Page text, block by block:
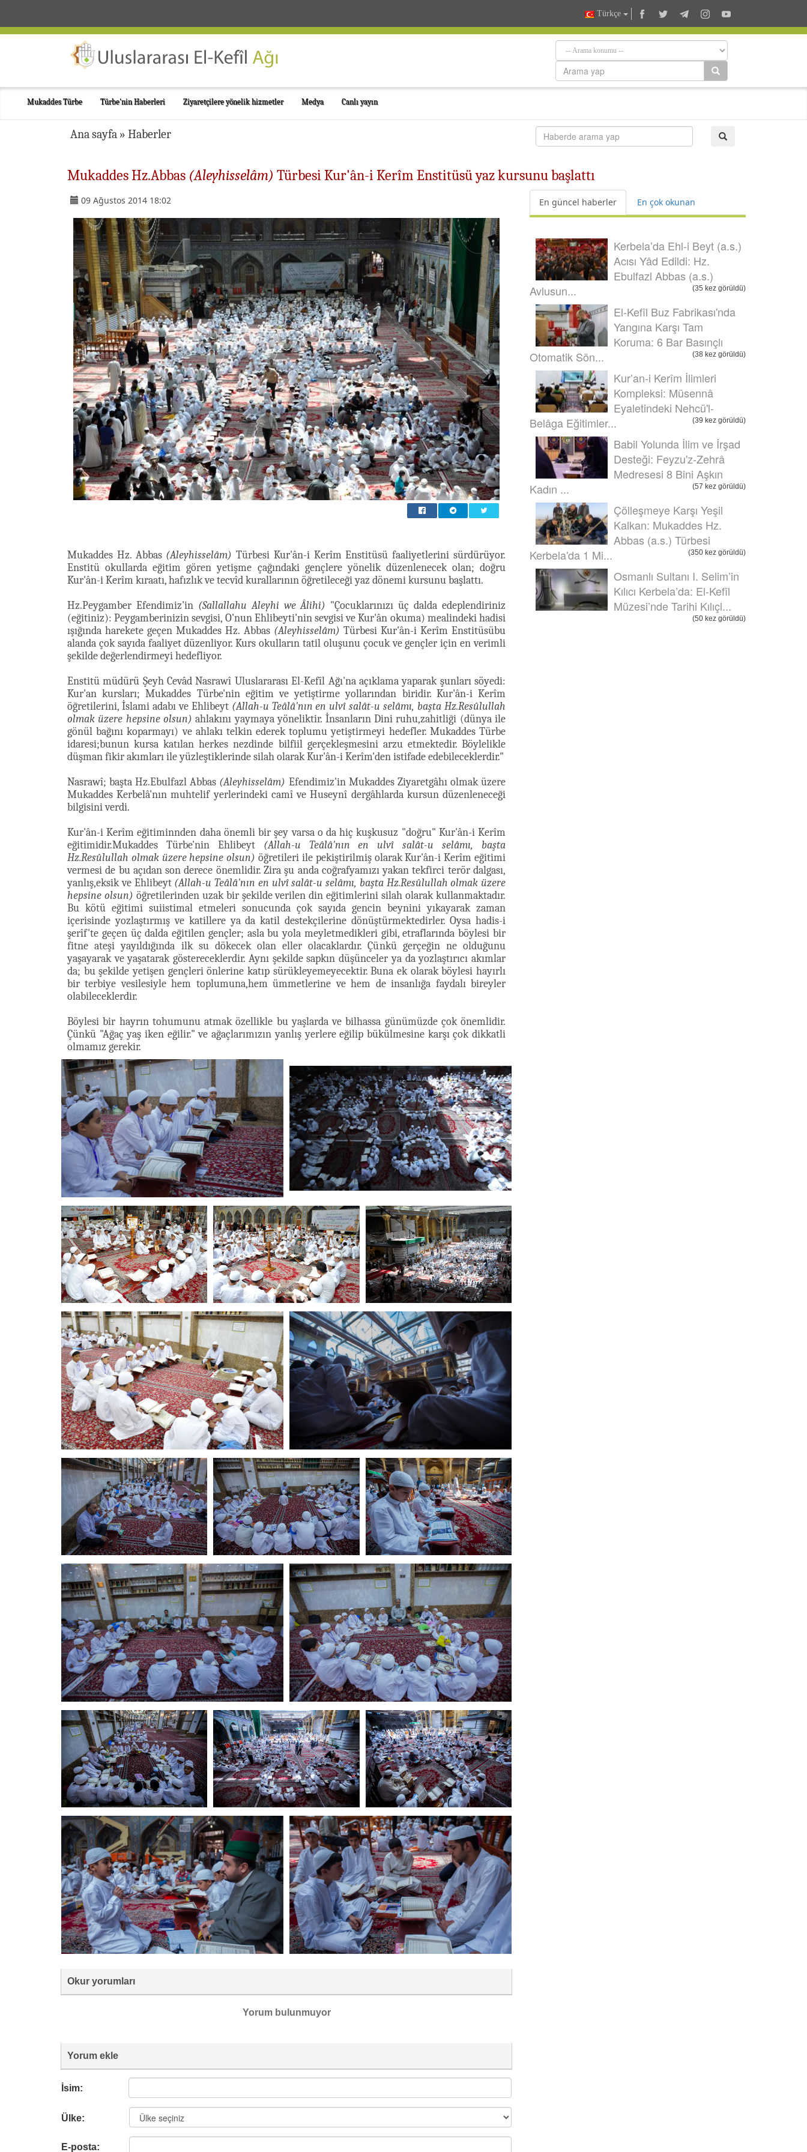
Türkçe
Mukaddes Türbe Türbe'nin Haberleri Ziyaretçilere yönelik hizmetler Medya Canlı yayın
Ana sayfa » Haberler
Mukaddes Hz.Abbas (Aleyhisselâm) Türbesi Kur'ân-i Kerîm Enstitüsü yaz kursunu başlattı
09 Ağustos 2014 18:02
Mukaddes Hz. Abbas (Aleyhisselâm) Türbesi Kur'ân-i Kerîm Enstitüsü faaliyetlerini sürdürüyor.
Enstitü okullarda eğitim gören yetişme çağındaki gençlere yönelik düzenlenecek olan; doğru
Kur'ân-i Kerîm kıraatı, hafızlık ve tecvîd kurallarının öğretileceği yaz dönemi kursunu başlattı.
Hz.Peygamber Efendimiz'in (Sallallahu Aleyhi we Âlihi) "Çocuklarınızı üç dalda edeplendiriniz
(eğitiniz): Peygamberinizin sevgisi, O'nun Ehlibeyti'nin sevgisi ve Kur'ân okuma) mealindeki hadisi
ışığında harekete geçen Mukaddes Hz. Abbas (Aleyhisselâm) Türbesi Kur'ân-i Kerîm Enstitüsübu
alanda çok sayıda faaliyet düzenliyor. Kurs okulların tatil oluşunu çocuk ve gençler için en verimli
şekilde değerlendirmeyi hedefliyor.
Enstitü müdürü Şeyh Cevâd Nasrawî Uluslararası El-Kefîl Ağı'na açıklama yaparak şunları söyedi:
Kur'an kursları; Mukaddes Türbe'nin eğitim ve yetiştirme yollarından biridir. Kur'ân-i Kerîm
öğretilerini, İslami adabı ve Ehlibeyt (Allah-u Teâlâ'nın en ulvî salât-u selâmı, başta Hz.Resûlullah
olmak üzere hepsine olsun) ahlakını yaymaya yöneliktir. İnsanların Dini ruhu,zahitliği (dünya ile
gönül bağını koparmayı) ve ahlakı telkin ederek toplumu yetiştirmeyi hedefler. Mukaddes Türbe
idaresi;bunun kursa katılan herkes nezdinde bilfiil gerçekleşmesini arzu etmektedir. Böylelikle
düşman fikir akımları ile yüzleştiklerinde silah olarak Kur'ân-i Kerîm'den istifade edebileceklerdir."
Nasrawî; başta Hz.Ebulfazl Abbas (Aleyhisselâm) Efendimiz'in Mukaddes Ziyaretgâhı olmak üzere
Mukaddes Kerbelâ'nın muhtelif yerlerindeki camî ve Huseynî dergâhlarda kursun düzenleneceği
bilgisini verdi.
Kur'ân-i Kerîm eğitiminnden daha önemli bir şey varsa o da hiç kuşkusuz "doğru" Kur'ân-i Kerîm
eğitimidir.Mukaddes Türbe'nin Ehlibeyt (Allah-u Teâlâ'nın en ulvî salât-u selâmı, başta
Hz.Resûlullah olmak üzere hepsine olsun) öğretileri ile pekiştirilmiş olarak Kur'ân-i Kerîm eğitimi
vermesi de bu açıdan son derece önemlidir. Zira şu anda coğrafyamızı yakan tekfirci terör dalgası,
yanlış,eksik ve Ehlibeyt (Allah-u Teâlâ'nın en ulvî salât-u selâmı, başta Hz.Resûlullah olmak üzere
hepsine olsun) öğretilerinden uzak bir şekilde verilen din eğitimlerini silah olarak kullanmaktadır.
Bu kötü eğitimi suiistimal etmeleri sonucunda çok sayıda gencin beynini yıkayarak zaman
içerisinde yozlaştırmış ve katillere ya da katil destekçilerine dönüştürmektedirler. Oysa hadis-i
şerîf'te geçen üç dalda eğitilen gençler; asla bu yola meyletmedikleri gibi, etraflarında böylesi bir
fitne ateşi yayıldığında ilk su dökecek olan eller olacaklardır. Çünkü gerçeğin ne olduğunu
yaşayarak ve yaşatarak göstereceklerdir. Aynı şekilde sapkın düşünceler ya da yozlaştırıcı akımlar
da; bu şekilde yetişen gençleri önlerine katıp sürükleyemeyecektir. Buna ek olarak böylesi hayırlı
bir terbiye vesilesiyle hem toplumuna,hem ümmetlerine ve hem de insanlığa faydalı bireyler
olabileceklerdir.
Böylesi bir hayrın tohumunu atmak özellikle bu yaşlarda ve bilhassa günümüzde çok önemlidir.
Çünkü "Ağaç yaş iken eğilir." ve ağaçlarımızın yanlış yerlere eğilip bükülmesine karşı çok dikkatli
olmamız gerekir.
Okur yorumları
Yorum bulunmuyor
Yorum ekle
İsim:
Ülke:
E-posta:
En güncel haberler En çok okunan
Kerbela’da Ehl-i Beyt (a.s.)
Acısı Yâd Edildi: Hz.
Ebulfazl Abbas (a.s.)
Avlusun...
(35 kez görüldü)
El-Kefîl Buz Fabrikası'nda
Yangına Karşı Tam
Koruma: 6 Bar Basınçlı
Otomatik Sön...
(38 kez görüldü)
Kur’an-i Kerîm İlimleri
Kompleksi: Müsennâ
Eyaletindeki Nehcü'l-
Belâga Eğitimler...
(39 kez görüldü)
Babil Yolunda İlim ve İrşad
Desteği: Feyzu'z-Zehrâ
Medresesi 8 Bini Aşkın
Kadın ...
(57 kez görüldü)
Çölleşmeye Karşı Yeşil
Kalkan: Mukaddes Hz.
Abbas (a.s.) Türbesi
Kerbela'da 1 Mi...
(350 kez görüldü)
Osmanlı Sultanı I. Selim’in
Kılıcı Kerbela’da: El-Kefîl
Müzesi’nde Tarihi Kılıçl...
(50 kez görüldü)